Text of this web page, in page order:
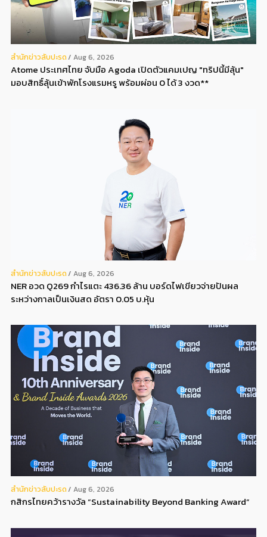
สํานักข่าวสับปะรด Aug 6, 2026
Atome ประเทศไทย จับมือ Agoda เปิดตัวแคมเปญ "ทริปนี้มีลุ้น"
มอบสิทธิ์ลุ้นเข้าพักโรงแรมหรู พร้อมผ่อน 0 ได้ 3 งวด**
สํานักข่าวสับปะรด Aug 6, 2026
NER อวด Q269 กำไรแตะ 436.36 ล้าน บอร์ดไฟเขียวจ่ายปันผล
ระหว่างกาลเป็นเงินสด อัตรา 0.05 บ.หุ้น
สํานักข่าวสับปะรด Aug 6, 2026
กสิกรไทยคว้ารางวัล “Sustainability Beyond Banking Award”